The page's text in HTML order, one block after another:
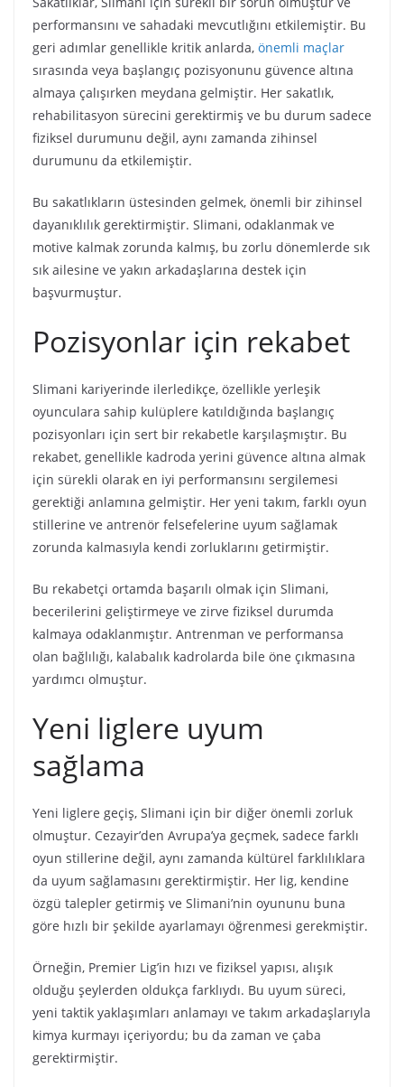
performansını ve sahadaki mevcutlığını etkilemiştir. Bu
geri adımlar genellikle kritik anlarda, önemli maçlar
sırasında veya başlangıç pozisyonunu güvence altına
almaya çalışırken meydana gelmiştir. Her sakatlık,
rehabilitasyon sürecini gerektirmiş ve bu durum sadece
fiziksel durumunu değil, aynı zamanda zihinsel
durumunu da etkilemiştir.
Bu sakatlıkların üstesinden gelmek, önemli bir zihinsel
dayanıklılık gerektirmiştir. Slimani, odaklanmak ve
motive kalmak zorunda kalmış, bu zorlu dönemlerde sık
sık ailesine ve yakın arkadaşlarına destek için
başvurmuştur.
Pozisyonlar için rekabet
Slimani kariyerinde ilerledikçe, özellikle yerleşik
oyunculara sahip kulüplere katıldığında başlangıç
pozisyonları için sert bir rekabetle karşılaşmıştır. Bu
rekabet, genellikle kadroda yerini güvence altına almak
için sürekli olarak en iyi performansını sergilemesi
gerektiği anlamına gelmiştir. Her yeni takım, farklı oyun
stillerine ve antrenör felsefelerine uyum sağlamak
zorunda kalmasıyla kendi zorluklarını getirmiştir.
Bu rekabetçi ortamda başarılı olmak için Slimani,
becerilerini geliştirmeye ve zirve fiziksel durumda
kalmaya odaklanmıştır. Antrenman ve performansa
olan bağlılığı, kalabalık kadrolarda bile öne çıkmasına
yardımcı olmuştur.
Yeni liglere uyum
sağlama
Yeni liglere geçiş, Slimani için bir diğer önemli zorluk
olmuştur. Cezayir’den Avrupa’ya geçmek, sadece farklı
oyun stillerine değil, aynı zamanda kültürel farklılıklara
da uyum sağlamasını gerektirmiştir. Her lig, kendine
özgü talepler getirmiş ve Slimani’nin oyununu buna
göre hızlı bir şekilde ayarlamayı öğrenmesi gerekmiştir.
Örneğin, Premier Lig’in hızı ve fiziksel yapısı, alışık
olduğu şeylerden oldukça farklıydı. Bu uyum süreci,
yeni taktik yaklaşımları anlamayı ve takım arkadaşlarıyla
kimya kurmayı içeriyordu; bu da zaman ve çaba
gerektirmiştir.